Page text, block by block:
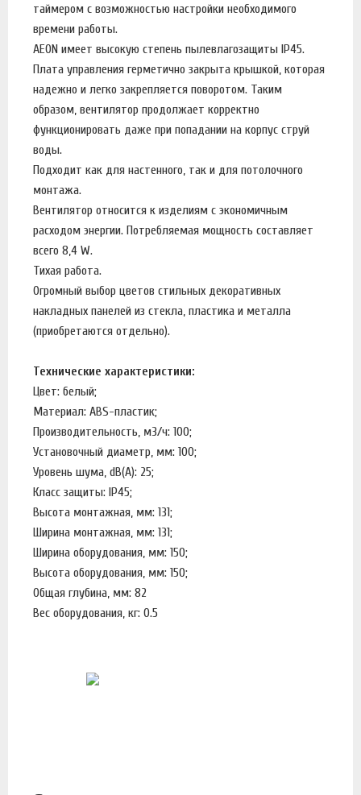
таймером с возможностью настройки необходимого
времени работы.
AEON имеет высокую степень пылевлагозащиты IP45.
Плата управления герметично закрыта крышкой, которая
надежно и легко закрепляется поворотом. Таким
образом, вентилятор продолжает корректно
функционировать даже при попадании на корпус струй
воды.
Подходит как для настенного, так и для потолочного
монтажа.
Вентилятор относится к изделиям с экономичным
расходом энергии. Потребляемая мощность составляет
всего 8,4 W.
Тихая работа.
Огромный выбор цветов стильных декоративных
накладных панелей из стекла, пластика и металла
(приобретаются отдельно).
Технические характеристики:
Цвет: белый;
Материал: ABS-пластик;
Производительность, м3/ч: 100;
Установочный диаметр, мм: 100;
Уровень шума, dB(A): 25;
Класс защиты: IP45;
Высота монтажная, мм: 131;
Ширина монтажная, мм: 131;
Ширина оборудования, мм: 150;
Высота оборудования, мм: 150;
Общая глубина, мм: 82
Вес оборудования, кг: 0.5